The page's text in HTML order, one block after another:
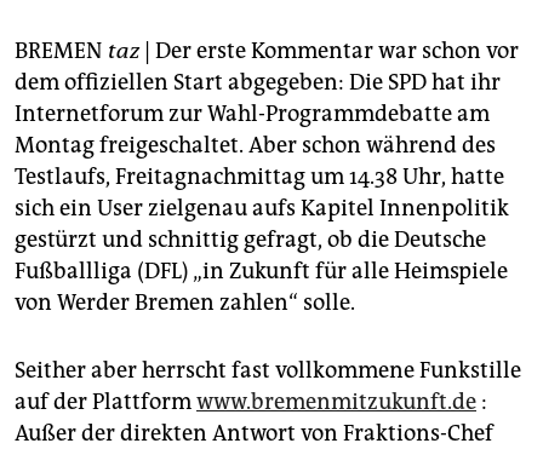
abo
genossenschaft
epaper login
BREMEN taz| Der erste Kommentar war schon vor
dem offiziellen Start abgegeben: Die SPD hat ihr
Internetforum zur Wahl-Programmdebatte am
Montag freigeschaltet. Aber schon während des
Testlaufs, Freitagnachmittag um 14.38 Uhr, hatte
sich ein User zielgenau aufs Kapitel Innenpolitik
gestürzt und schnittig gefragt, ob die Deutsche
Fußballliga (DFL) „in Zukunft für alle Heimspiele
von Werder Bremen zahlen“ solle.
Seither aber herrscht fast vollkommene Funkstille
auf der Plattformwww.bremenmitzukunft.de :
Außer der direkten Antwort von Fraktions-Chef